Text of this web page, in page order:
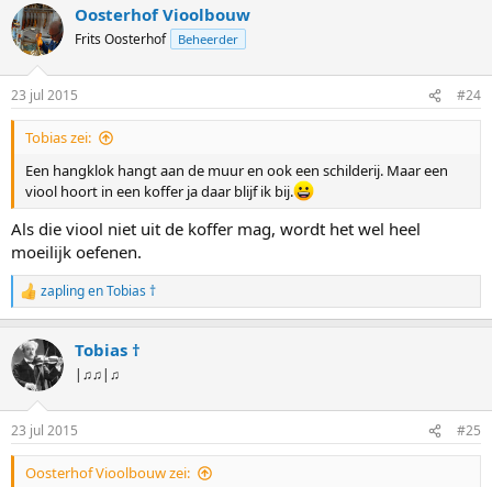
Oosterhof Vioolbouw
Frits Oosterhof Beheerder
23 jul 2015 #24
Tobias zei:
Een hangklok hangt aan de muur en ook een schilderij. Maar een
viool hoort in een koffer ja daar blijf ik bij.
Als die viool niet uit de koffer mag, wordt het wel heel
moeilijk oefenen.
W
a
r
d
e
n
g
e
zaplingenTobias †
Tobias †
|♫♫|♫
23 jul 2015 #25
Oosterhof Vioolbouw zei: